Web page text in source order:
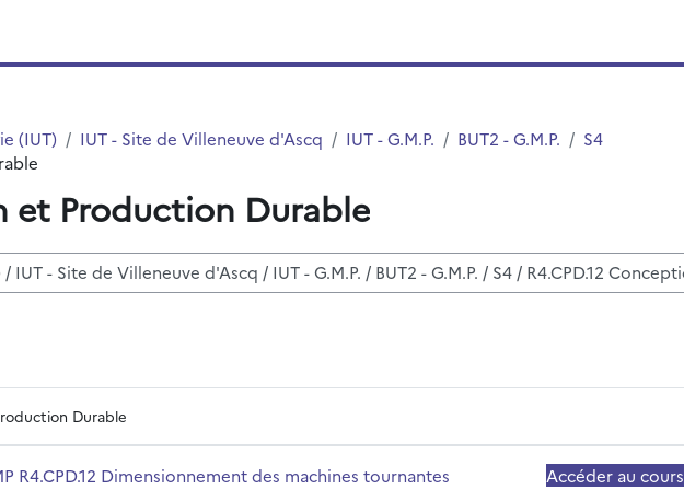
(IUT) IUT - Site de Villeneuve d'Ascq IUT - G.M.P. BUT2 - G.M.P.
S4
et Production Durable
Durable
tournantes électriques
du cours
R4.CPD.12 Dimensionnement des machines tournantes
Accéder au cours